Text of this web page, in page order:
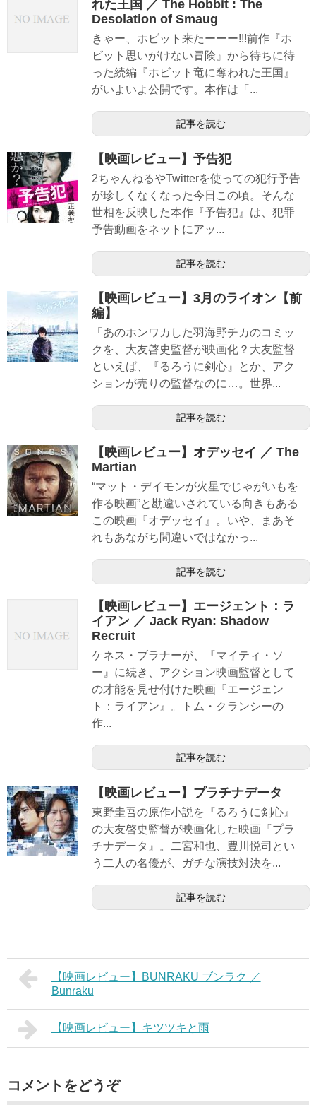
れた王国 ／ The Hobbit : The
Desolation of Smaug
きゃー、ホビット来たーーー!!!前作『ホ
ビット思いがけない冒険』から待ちに待
った続編『ホビット竜に奪われた王国』
がいよいよ公開です。本作は「...
記事を読む
【映画レビュー】予告犯
2ちゃんねるやTwitterを使っての犯行予告
が珍しくなくなった今日この頃。そんな
世相を反映した本作『予告犯』は、犯罪
予告動画をネットにアッ...
記事を読む
【映画レビュー】3月のライオン【前
編】
「あのホンワカした羽海野チカのコミッ
クを、大友啓史監督が映画化？大友監督
といえば、『るろうに剣心』とか、アク
ションが売りの監督なのに…。世界...
記事を読む
【映画レビュー】オデッセイ ／ The
Martian
“マット・デイモンが火星でじゃがいもを
作る映画”と勘違いされている向きもある
この映画『オデッセイ』。いや、まあそ
れもあながち間違いではなかっ...
記事を読む
【映画レビュー】エージェント：ラ
イアン ／ Jack Ryan: Shadow
Recruit
ケネス・ブラナーが、『マイティ・ソ
ー』に続き、アクション映画監督として
の才能を見せ付けた映画『エージェン
ト：ライアン』。トム・クランシーの
作...
記事を読む
【映画レビュー】プラチナデータ
東野圭吾の原作小説を『るろうに剣心』
の大友啓史監督が映画化した映画『プラ
チナデータ』。二宮和也、豊川悦司とい
う二人の名優が、ガチな演技対決を...
記事を読む
【映画レビュー】BUNRAKU ブンラク ／
Bunraku
【映画レビュー】キツツキと雨
コメントをどうぞ